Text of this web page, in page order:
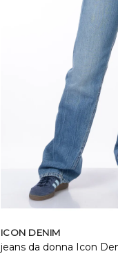
ICON DENIM
jeans da donna Icon